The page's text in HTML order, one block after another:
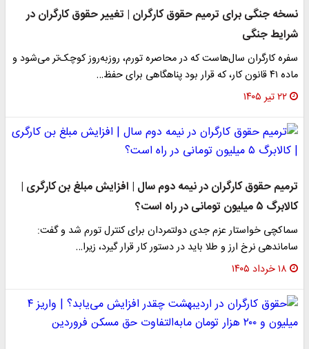
نسخه جنگی برای ترمیم حقوق کارگران | تغییر حقوق کارگران در
شرایط جنگی
سفره کارگران سال‌هاست که در محاصره تورم، روزبه‌روز کوچک‌تر می‌شود و
ماده ۴۱ قانون کار، که قرار بود پناهگاهی برای حفظ…
۲۲ تیر ۱۴۰۵
ترمیم حقوق کارگران در نیمه دوم سال | افزایش مبلغ بن کارگری |
کالابرگ ۵ میلیون تومانی در راه است؟
سماکچی خواستار عزم جدی دولتمردان برای کنترل تورم شد و گفت:
ساماندهی نرخ ارز و طلا باید در دستور کار قرار گیرد، زیرا…
۱۸ خرداد ۱۴۰۵